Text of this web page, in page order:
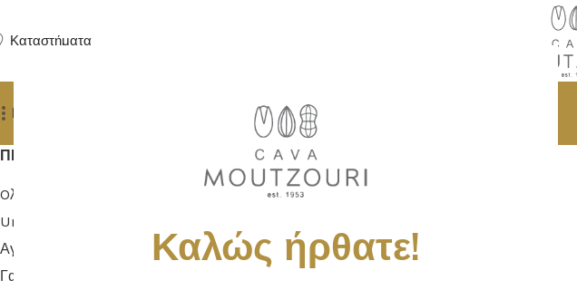
Καλώς ήρθατε!
Καταστήματα
Προϊόντα Yachting Services
ΠΡΟΕΛΕΥΣΗ
Oλλανδία 1
United Kingdom
Αγγλία 12
Γαλλία
Αρχική σελίδα
AEGEAN PREMIUM GIN